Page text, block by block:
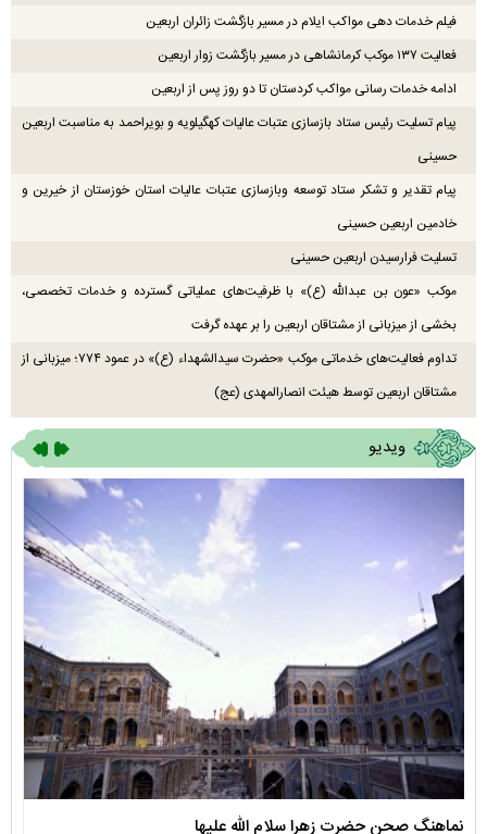
فیلم خدمات دهی مواکب ایلام در مسیر بازگشت زائران اربعین
فعالیت ۱۳۷ موکب کرمانشاهی در مسیر بازگشت زوار اربعین
ادامه خدمات رسانی مواکب کردستان تا دو روز پس از اربعین
پیام تسلیت رئیس ستاد بازسازی عتبات عالیات کهگیلویه و بویراحمد به مناسبت اربعین
حسینی
پیام تقدیر و تشکر ستاد توسعه وبازسازی عتبات عالیات استان خوزستان از خیرین و
خادمین اربعین حسینی
تسلیت فرارسیدن اربعین حسینی
موکب «عون بن عبدالله (ع)» با ظرفیت‌های عملیاتی گسترده و خدمات تخصصی،
بخشی از میزبانی از مشتاقان اربعین را بر عهده گرفت
تداوم فعالیت‌های خدماتی موکب «حضرت سیدالشهداء (ع)» در عمود ۷۷۴؛ میزبانی از
مشتاقان اربعین توسط هیئت انصارالمهدی (عج)
ویدیو
نماهنگ صحن حضرت زهرا سلام الله علیها